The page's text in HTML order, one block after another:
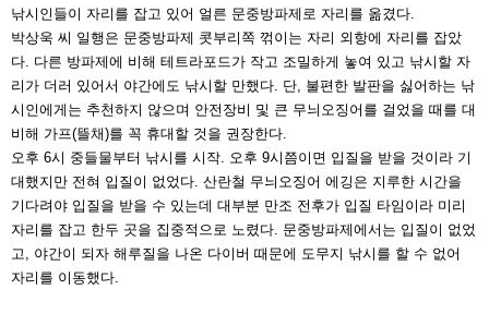
낚시인들이 자리를 잡고 있어 얼른 문중방파제로 자리를 옮겼다.
박상욱 씨 일행은 문중방파제 콧부리쪽 꺾이는 자리 외항에 자리를 잡았
다. 다른 방파제에 비해 테트라포드가 작고 조밀하게 놓여 있고 낚시할 자
리가 더러 있어서 야간에도 낚시할 만했다. 단, 불편한 발판을 싫어하는 낚
시인에게는 추천하지 않으며 안전장비 및 큰 무늬오징어를 걸었을 때를 대
비해 가프(뜰채)를 꼭 휴대할 것을 권장한다.
오후 6시 중들물부터 낚시를 시작. 오후 9시쯤이면 입질을 받을 것이라 기
대했지만 전혀 입질이 없었다. 산란철 무늬 오징어 에깅은 지루한 시간을
기다려야 입질을 받을 수 있는데 대부분 만조 전후가 입질 타임이라 미리
자리를 잡고 한두 곳을 집중적으로 노렸다. 문중방파제에서는 입질이 없 었
고, 야간이 되자 해루질을 나온 다이버 때문에 도무지 낚시를 할 수 없어
자리를 이동했다.